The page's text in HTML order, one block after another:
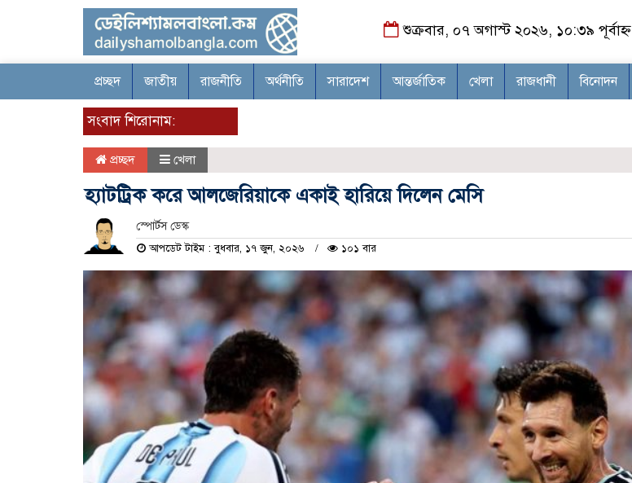
শুক্রবার, ০৭ অগাস্ট ২০২৬, ১০:৩৯ পূর্বাহ্ন
প্রচ্ছদ জাতীয় রাজনীতি অর্থনীতি সারাদেশ আন্তর্জাতিক খেলা রাজধানী বিনোদন
সংবাদ শিরোনাম:
প্রচ্ছদ খেলা
হ্যাটট্রিক করে আলজেরিয়াকে একাই হারিয়ে দিলেন মেসি
স্পোর্টস ডেস্ক
আপডেট টাইম : বুধবার, ১৭ জুন, ২০২৬ ১০১ বার